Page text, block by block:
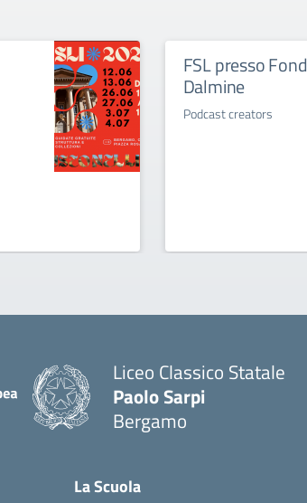
FSL presso
Dalmine
Podcast creators
Liceo Classico Statale
Paolo Sarpi
Bergamo
La Scuola